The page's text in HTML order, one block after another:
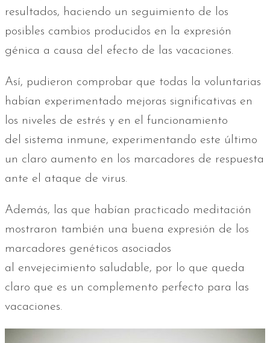
resultados, haciendo un seguimiento de los
posibles cambios producidos en la expresión
génica a causa del efecto de las vacaciones.
Así, pudieron comprobar que todas la voluntarias
habían experimentado mejoras significativas en
los niveles de estrés y en el funcionamiento
del sistema inmune, experimentando este último
un claro aumento en los marcadores de respuesta
ante el ataque de virus.
Además, las que habían practicado meditación
mostraron también una buena expresión de los
marcadores genéticos asociados
al envejecimiento saludable, por lo que queda
claro que es un complemento perfecto para las
vacaciones.